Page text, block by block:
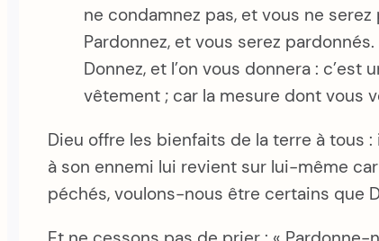
ne condamnez pas, et vous ne serez
Pardonnez, et vous serez pardonnés.
Donnez, et l’on vous donnera :
vêtement ; car la mesure dont vous
Dieu offre les bienfaits de la terre à tous
à son ennemi lui revient sur lui-même
péchés, voulons-nous être certains que